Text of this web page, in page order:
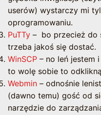
userów) wystarczy mi
oprogramowaniu.
PuTTy – bo przecież do
trzeba jakoś się dostać.
WinSCP – no leń jestem
to wolę sobie to
Webmin – odnośnie
(dawno temu) gość od
narzędzie do